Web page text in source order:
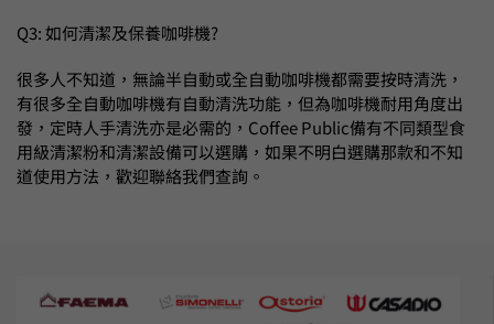
Q3: 如何清潔及保養咖啡機?
很多人不知道，無論半自動或全自動咖啡機都需要按時清洗，
有很多全自動咖啡機有自動清洗功能，但為咖啡機耐用角度出
發，定時人手清洗亦是必需的，Coffee Public備有不同類型食
用級清潔粉和清潔設備可以選購，如果不明白選購那款和不知
道使用方法，歡迎聯絡我們查詢。